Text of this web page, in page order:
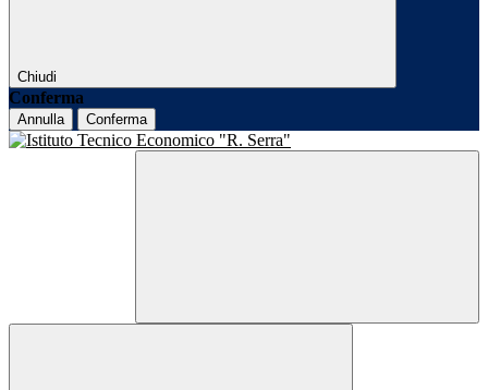
Chiudi
Conferma
Annulla Conferma